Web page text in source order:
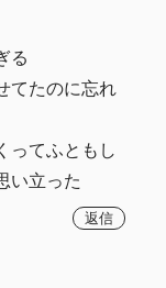
る
てたのに忘れ
ってふともし
い立った
返信